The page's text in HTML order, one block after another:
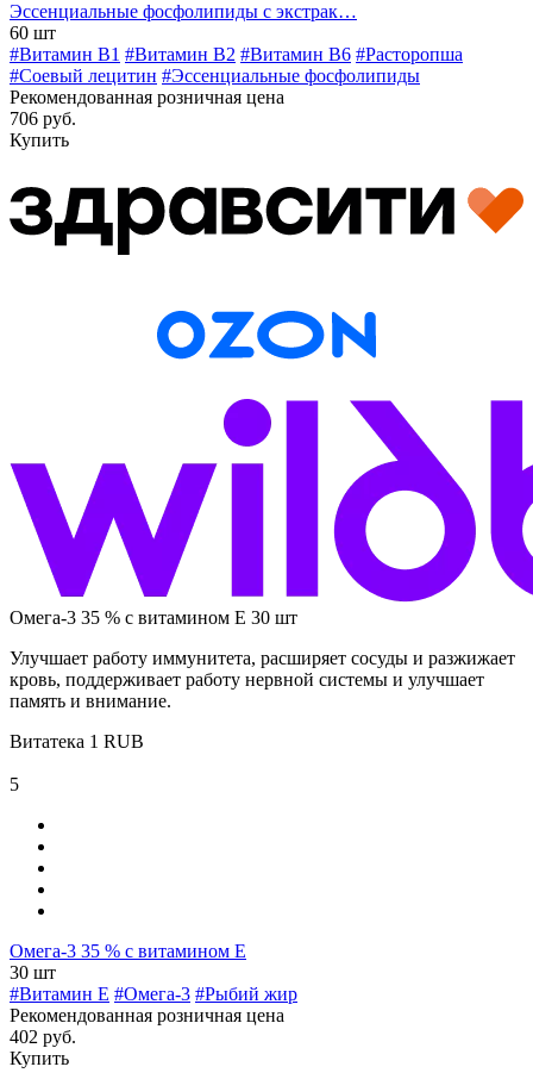
Эссенциальные фосфолипиды с экстрак…
60 шт
#Витамин B1 #Витамин B2 #Витамин B6 #Расторопша
#Соевый лецитин #Эссенциальные фосфолипиды
Рекомендованная розничная цена
706 руб.
Купить
Омега-3 35 % с витамином Е 30 шт
Улучшает работу иммунитета, расширяет сосуды и разжижает
кровь, поддерживает работу нервной системы и улучшает
память и внимание.
Витатека 1 RUB
5
Омега-3 35 % с витамином Е
30 шт
#Витамин E #Омега-3 #Рыбий жир
Рекомендованная розничная цена
402 руб.
Купить